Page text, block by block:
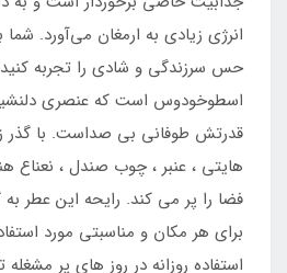
انرژی زیادی به ارمغان می‌آورد. شما
حس سرزندگی و شادی را تجربه
اسطوخودوس است که عنصری
قدرتش طوفانی بی صداست. با
هایتی ، عنبر ، چوب صندل ،
فضا را پر می کند. رایحه این عطر
برای هر مکان و مناسبتی مورد
استفاده روزانه در روز های پر